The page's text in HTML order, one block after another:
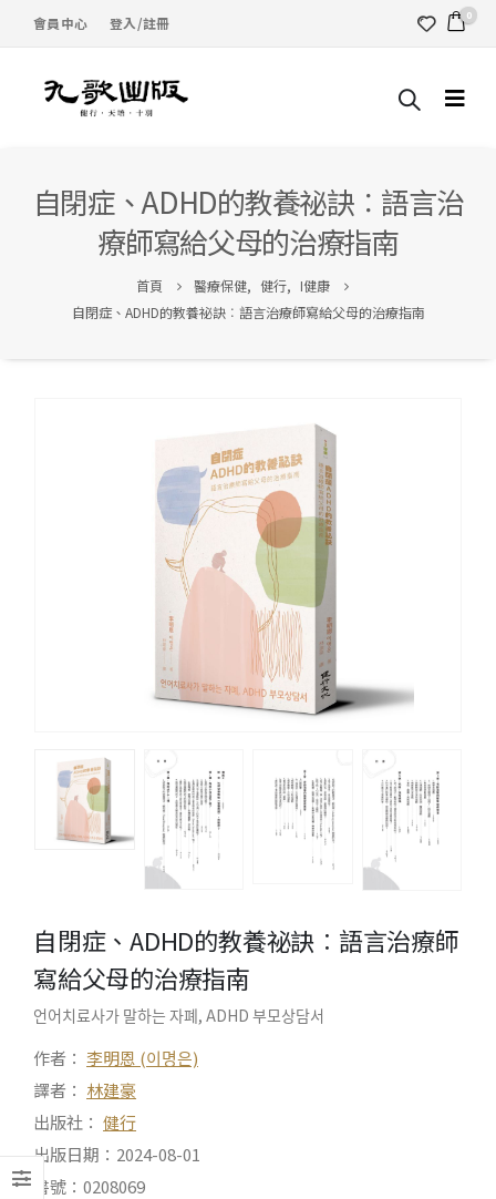
會員中心 登入/註冊 0
自閉症、ADHD的教養祕訣︰語言治
療師寫給父母的治療指南
首頁 醫療保健, 健行, I健康
自閉症、ADHD的教養祕訣︰語言治療師寫給父母的治療指南
自閉症、ADHD的教養祕訣︰語言治療師
寫給父母的治療指南
언어치료사가 말하는 자폐, ADHD 부모상담서
作者： 李明恩 (이명은)
譯者： 林建豪
出版社： 健行
出版日期：2024-08-01
書號：0208069